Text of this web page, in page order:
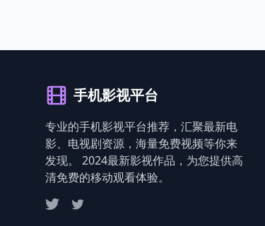
手机影视平台
专业的手机影视平台推荐，汇聚最新电
影、电视剧资源，海量免费视频等你来
发现。 2024最新影视作品，为您提供高
清免费的移动观看体验。